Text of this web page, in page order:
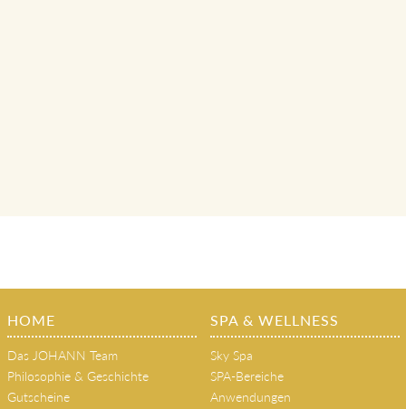
HOME
Das JOHANN Team
Philosophie & Geschichte
Gutscheine
SPA & WELLNESS
Sky Spa
SPA-Bereiche
Anwendungen